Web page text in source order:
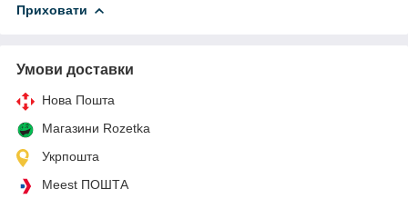
Приховати
Умови доставки
Нова Пошта
Магазини Rozetka
Укрпошта
Meest ПОШТА